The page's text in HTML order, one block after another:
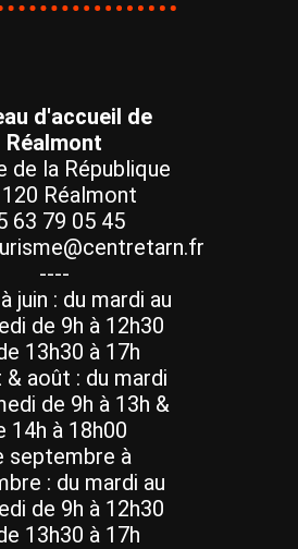
d'accueil de
Réalmont
de la République
Réalmont
63 79 05 45
----
juin : du mardi au
de 9h à 12h30
13h30 à 17h
août : du mardi
de 9h à 13h &
14h à 18h00
septembre à
: du mardi au
de 9h à 12h30
13h30 à 17h